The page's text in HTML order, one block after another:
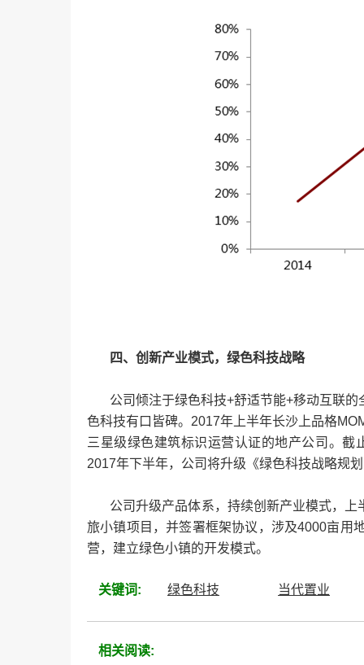
四、创新产业模式，绿色科技战略
公司倾注于绿色科技+舒适节能+移动互联的
色科技有口皆碑。2017年上半年长沙上品格
三星级绿色建筑标识运营认证的地产公司。
2017年下半年，公司将升级《绿色科技战略规
公司升级产品体系，持续创新产业模式，上
旅小镇项目，并签署框架协议，涉及4000亩用
营，建立绿色小镇的开发模式。
关键词: 绿色科技 当代置业
相关阅读: